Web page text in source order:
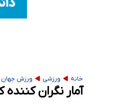
خانه ورزشی ورزش جهان
آمار نگران